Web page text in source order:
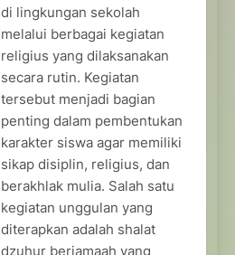
di lingkungan sekolah
melalui berbagai kegiatan
religius yang dilaksanakan
secara rutin. Kegiatan
tersebut menjadi bagian
penting dalam pembentukan
karakter siswa agar memiliki
sikap disiplin, religius, dan
berakhlak mulia. Salah satu
kegiatan unggulan yang
diterapkan adalah shalat
dzuhur berjamaah yang